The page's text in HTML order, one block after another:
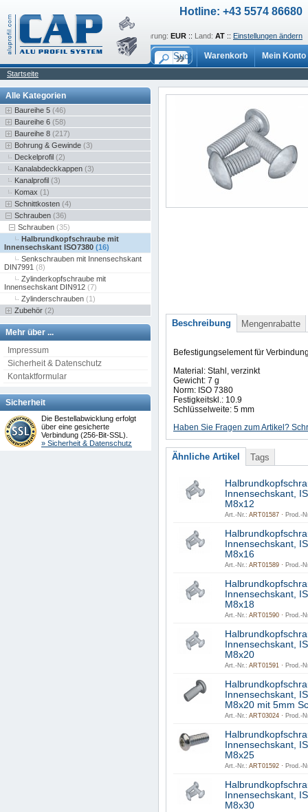
Hotline: +43 5574 86680
Sprache: de:: Währung: EUR :: Land: AT :: Einstellungen ändern
Warenkorb Mein Konto
Startseite
Alle Kategorien
Baureihe 5 (46)
Baureihe 6 (58)
Baureihe 8 (217)
Bohrung & Gewinde (3)
Deckelprofil (2)
Kanalabdeckkappen (3)
Kanalprofil (3)
Komax (1)
Schnittkosten (4)
Schrauben (36)
Schrauben (35)
Halbrundkopfschraube mit
Innensechskant ISO7380 (16)
Senkschrauben mit Innensechskant
DIN7991 (8)
Zylinderkopfschraube mit
Innensechskant DIN912 (7)
Zylinderschrauben (1)
Zubehör (2)
Mehr über ...
Impressum
Sicherheit & Datenschutz
Kontaktformular
Sicherheit
Die Bestellabwicklung erfolgt
über eine gesicherte
Verbindung (256-Bit-SSL).
» Sicherheit & Datenschutz
Beschreibung Mengenrabatte
Befestigungselement für
Material: Stahl, verzinkt
Gewicht: 7 g
Norm: ISO 7380
Festigkeitskl.: 10.9
Schlüsselweite: 5 mm
Haben Sie Fragen zum Artikel?
Ähnliche Artikel Tags
Innensechskant,
M8x12
Art.-Nr.: ART01587 · Prod.-
Innensechskant,
M8x16
Art.-Nr.: ART01589 · Prod.-
Innensechskant,
M8x18
Art.-Nr.: ART01590 · Prod.-
Innensechskant,
M8x20
Art.-Nr.: ART01591 · Prod.-
Innensechskant,
M8x20 mit 5mm
Art.-Nr.: ART03024 · Prod.-
Innensechskant,
M8x25
Art.-Nr.: ART01592 · Prod.-
Innensechskant,
M8x30